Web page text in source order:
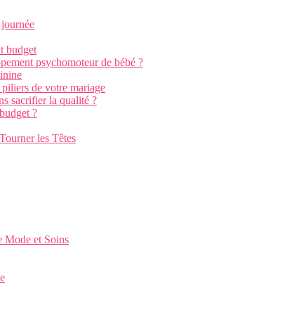
budget
psychomoteur de bébé ?
de votre mariage
sacrifier la qualité ?
?
les Têtes
Mode et Soins